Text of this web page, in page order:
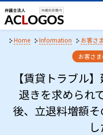
i
Home Information
お客さ
C
a
e
o
r
i
お客さ
【賃貸トラブル
退きを求められ
後、立退料増額